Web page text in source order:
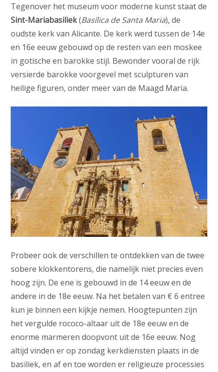
Tegenover het museum voor moderne kunst staat de
Sint-Mariabasiliek(Basílica de Santa Maria), de
oudste kerk van Alicante. De kerk werd tussen de 14e
en 16e eeuw gebouwd op de resten van een moskee
in gotische en barokke stijl. Bewonder vooral de rijk
versierde barokke voorgevel met sculpturen van
heilige figuren, onder meer van de Maagd Maria.
Probeer ook de verschillen te ontdekken van de twee
sobere klokkentorens, die namelijk niet precies even
hoog zijn. De ene is gebouwd in de 14 eeuw en de
andere in de 18e eeuw. Na het betalen van € 6 entree
kun je binnen een kijkje nemen. Hoogtepunten zijn
het vergulde rococo-altaar uit de 18e eeuw en de
enorme marmeren doopvont uit de 16e eeuw. Nog
altijd vinden er op zondag kerkdiensten plaats in de
basiliek, en af en toe worden er religieuze processies